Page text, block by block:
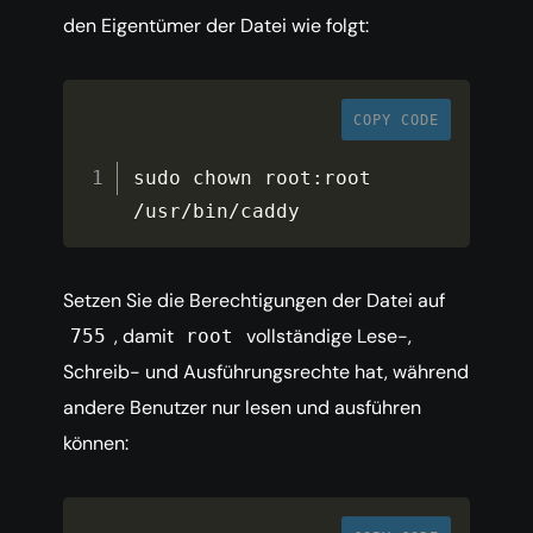
den Eigentümer der Datei wie folgt:
COPY CODE
sudo chown root :
/usr/ bin/caddy
Setzen Sie die Berechtigungen der Datei auf
755 , damit root
vollständige Lese-,
Schreib- und Ausführungsrechte hat, während
andere Benutzer nur lesen und ausführen
können: